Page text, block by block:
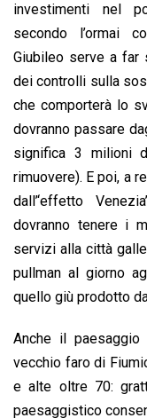
investimenti nel
secondo l’ormai
Giubileo serve a far
dei controlli sulla
che comporterà lo
dovranno passare
significa 3 milioni
rimuovere). E poi, a
dall’‘effetto
dovranno tenere i
servizi alla città
pullman al giorno
quello giù prodotto
Anche il paesaggio
vecchio faro di
e alte oltre 70:
paesaggistico